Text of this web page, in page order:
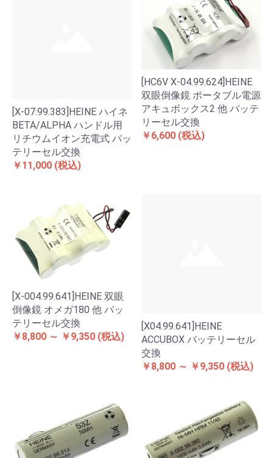
[X-07.99.383]HEINE ハイネ
BETA/ALPHA ハンドル用
リチウムイオン充電式 バッ
テリーセル交換
￥11,000 (税込)
[HC6V X-04.99.624]HEINE
双眼倒像鏡 ポータブル電源
アキュボックス2 他 バッテ
リーセル交換
￥6,600 (税込)
[X-004.99.641]HEINE 双眼
倒像鏡 オメガ180 他 バッ
テリーセル交換
￥8,800 ～ ￥9,350 (税込)
[X04.99.641]HEINE
ACCUBOX バッテリーセル
交換
￥8,800 ～ ￥9,350 (税込)